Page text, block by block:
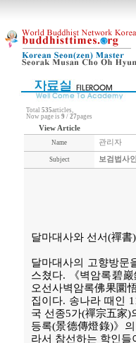
Total 535articles,
Now page is 9 / 27pages
View Article
Name 관리자
Subject 보검법사
달마대사와 선서(禪書)
달마대사의 고향방문
스쳤다. 《벽암록碧
오선사벽암록佛果圜
집이다. 송나라 때인
국 선종5가(禪宗五家
등록(景德傳燈錄)》
라서 참선하는 학인